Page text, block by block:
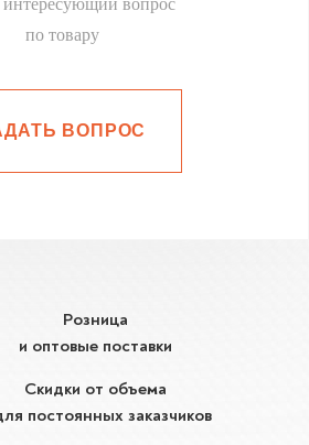
по товару
ВОПРОС
Розница
и оптовые поставки
Скидки от объема
постоянных заказчиков